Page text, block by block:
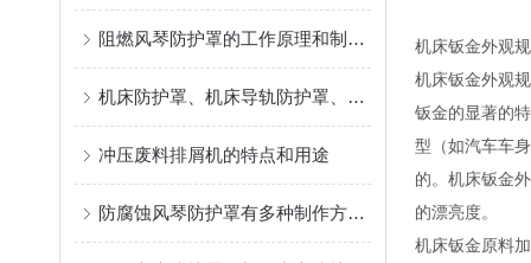
阻燃风琴防护罩的工作原理和制作方法为你介绍
机床防护罩、机床导轨防护罩、数控机床防护罩源头工厂，耐高温防屑支持来图定做
冲压废料排屑机的特点和用途
防腐蚀风琴防护罩有多种制作方式，具体情况要具体分析
机床钣金外观
机床钣金外观
钣金的显著的
型（如汽车车
的。机床钣金
的漂亮度。
机床钣金原料